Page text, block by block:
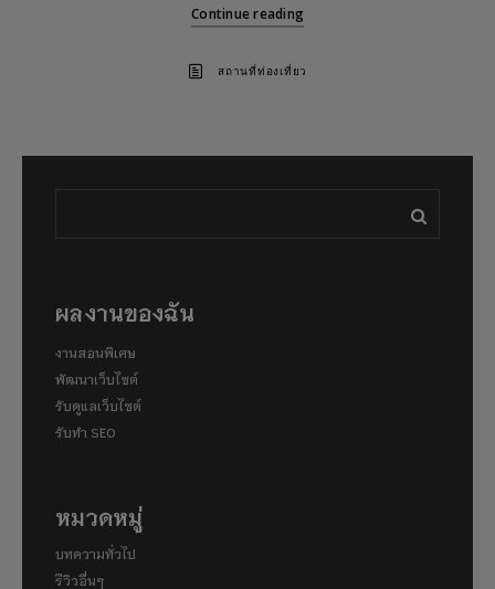
Continue reading
สถานที่ท่องเที่ยว
ผลงานของฉัน
งานสอนพิเศษ
พัฒนาเว็บไซต์
รับดูแลเว็บไซต์
รับทำ SEO
หมวดหมู่
บทความทั่วไป
รีวิวอื่นๆ